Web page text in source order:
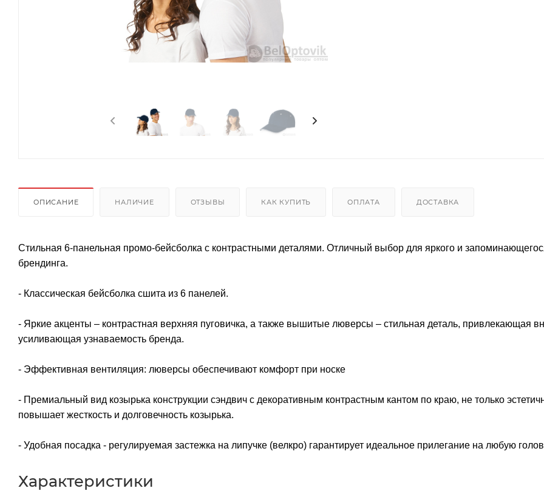
ОПИСАНИЕ НАЛИЧИЕ ОТЗЫВЫ КАК КУПИТЬ ОПЛАТА ДОСТАВКА
Стильная 6-панельная промо-бейсболка с контрастными деталями. Отличный выбор для яркого и
брендинга.
- Классическая бейсболка сшита из 6 панелей.
- Яркие акценты – контрастная верхняя пуговичка, а также вышитые люверсы – стильная деталь, привлекающая
усиливающая узнаваемость бренда.
- Эффективная вентиляция: люверсы обеспечивают комфорт при носке
- Премиальный вид козырька конструкции сэндвич с декоративным контрастным кантом по краю, не только
повышает жесткость и долговечность козырька.
- Удобная посадка - регулируемая застежка на липучке (велкро) гарантирует идеальное прилегание на любую
Характеристики